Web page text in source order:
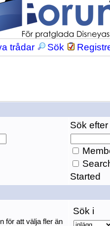
trådar Sök
Sök
Started
för att välja fler än
Sök i